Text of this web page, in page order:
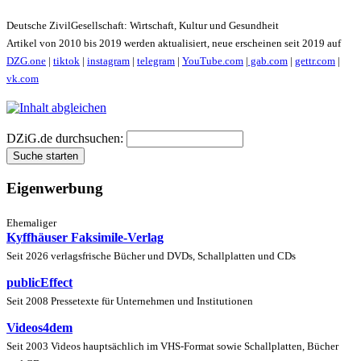
Deutsche ZivilGesellschaft: Wirtschaft, Kultur und Gesundheit
Artikel von 2010 bis 2019 werden aktualisiert, neue erscheinen seit 2019 auf
DZG.one | tiktok | instagram | telegram | YouTube.com | gab.com | gettr.com |
vk.com
DZiG.de durchsuchen:
Eigenwerbung
Ehemaliger
Kyffhäuser Faksimile-Verlag
Seit 2026 verlagsfrische Bücher und DVDs, Schallplatten und CDs
publicEffect
Seit 2008 Pressetexte für Unternehmen und Institutionen
Videos4dem
Seit 2003 Videos hauptsächlich im VHS-Format sowie Schallplatten, Bücher